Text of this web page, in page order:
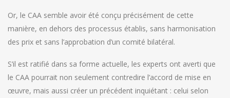
Or, le CAA semble avoir été conçu précisément de cette
manière, en dehors des processus établis, sans harmonisation
des prix et sans l’approbation d’un comité bilatéral.
S’il est ratifié dans sa forme actuelle, les experts ont averti que
le CAA pourrait non seulement contredire l’accord de mise en
œuvre, mais aussi créer un précédent inquiétant : celui selon